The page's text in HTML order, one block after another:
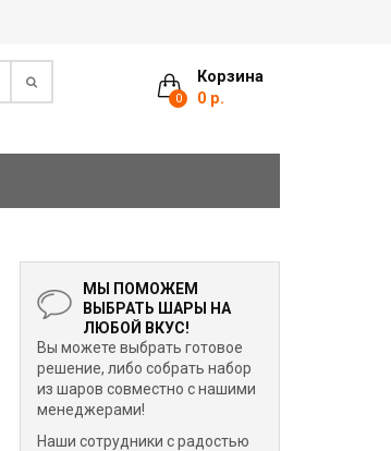
Корзина
0 0 р.
МЫ ПОМОЖЕМ
ВЫБРАТЬ ШАРЫ НА
ЛЮБОЙ ВКУС!
Вы можете выбрать готовое
решение, либо собрать набор
из шаров совместно с нашими
менеджерами!
Наши сотрудники с радостью